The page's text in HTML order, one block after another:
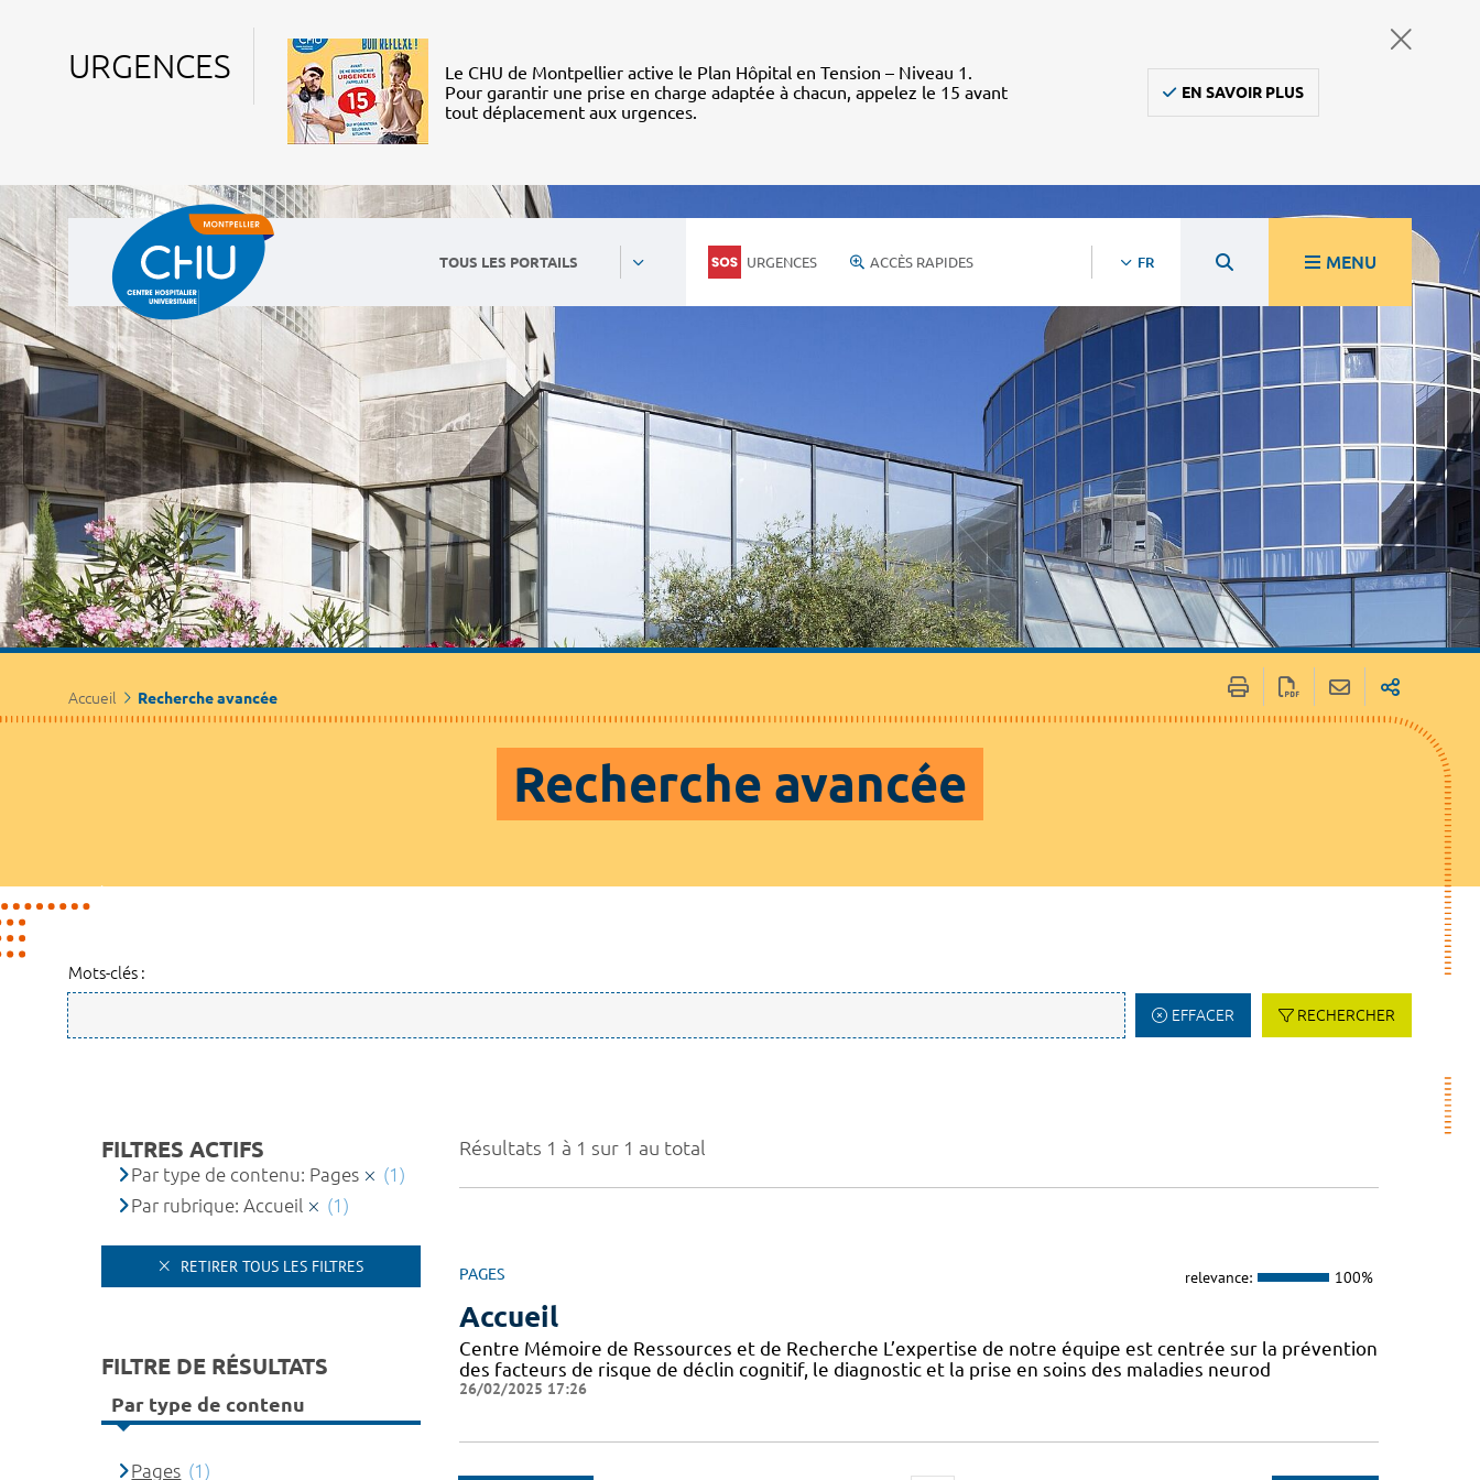
URGENCES
Le CHU de Montpellier active le Plan Hôpital en Tension – Niveau 1.
Pour garantir une prise en charge adaptée à chacun, appelez le 15 avant
tout déplacement aux urgences.
EN SAVOIR PLUS
TOUS LES PORTAILS URGENCES ACCÈS RAPIDES FR MENU
Accueil Recherche avancée
Recherche avancée
Mots-clés :
EFFACER RECHERCHER
Résultats 1 à 1 sur 1 au total
PAGES relevance: 100%
Accueil
Centre Mémoire de Ressources et de Recherche L’expertise de notre équipe est centrée sur la prévention
des facteurs de risque de déclin cognitif, le diagnostic et la prise en soins des maladies neurod
26/02/2025 17:26
FILTRES ACTIFS
Par type de contenu: Pages
(1)
Par rubrique: Accueil
(1)
RETIRER TOUS LES FILTRES
FILTRE DE RÉSULTATS
Par type de contenu
Pages (1)